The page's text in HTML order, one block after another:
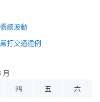
續波動
打交通違例
月
四 五 六